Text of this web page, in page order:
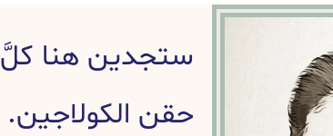
ستجدين هنا
حقن الكولاجين.